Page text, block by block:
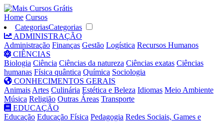
Home Cursos
CategoriasCategorias
ADMINISTRAÇÃO
Administração Finanças Gestão Logística Recursos Humanos
CIÊNCIAS
Biologia Ciência Ciências da natureza Ciências exatas Ciências
humanas Física quântica Química Sociologia
CONHECIMENTOS GERAIS
Animais Artes Culinária Estética e Beleza Idiomas Meio Ambiente
Música Religião Outras Áreas Transporte
EDUCAÇÃO
Educação Educação Física Pedagogia Redes Sociais, Games e